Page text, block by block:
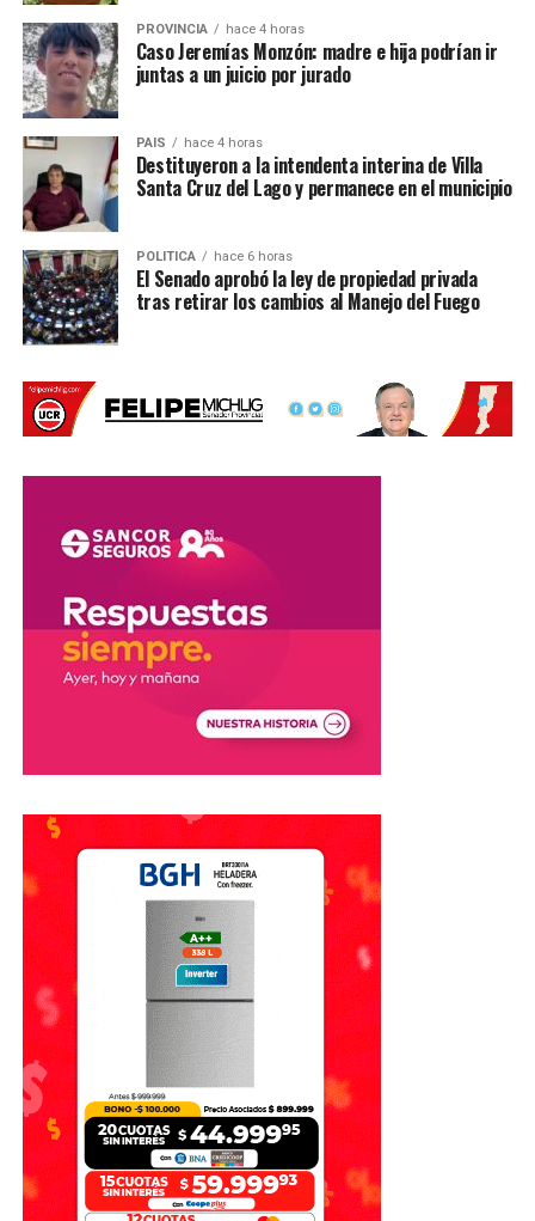
Por Móvil Quique
PROVINCIA hace 4 horas
Caso Jeremías Monzón: madre e hija podrían ir
juntas a un juicio por jurado
PAIS hace 4 horas
Destituyeron a la intendenta interina de Villa
Santa Cruz del Lago y permanece en el municipio
POLITICA hace 6 horas
El Senado aprobó la ley de propiedad privada
tras retirar los cambios al Manejo del Fuego